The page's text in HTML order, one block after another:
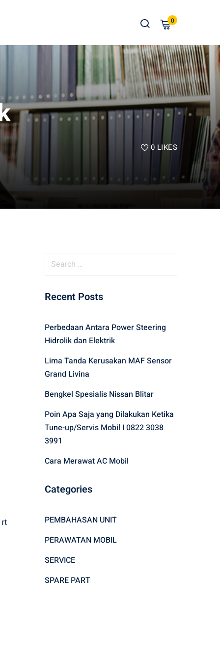
0
0 LIKES
rt
Recent Posts
Perbedaan Antara Power Steering
Hidrolik dan Elektrik
Lima Tanda Kerusakan MAF Sensor
Grand Livina
Bengkel Spesialis Nissan Blitar
Poin Apa Saja yang Dilakukan Ketika
Tune-up/Servis Mobil I 0822 3038
3991
Cara Merawat AC Mobil
Categories
PEMBAHASAN UNIT
PERAWATAN MOBIL
SERVICE
SPARE PART